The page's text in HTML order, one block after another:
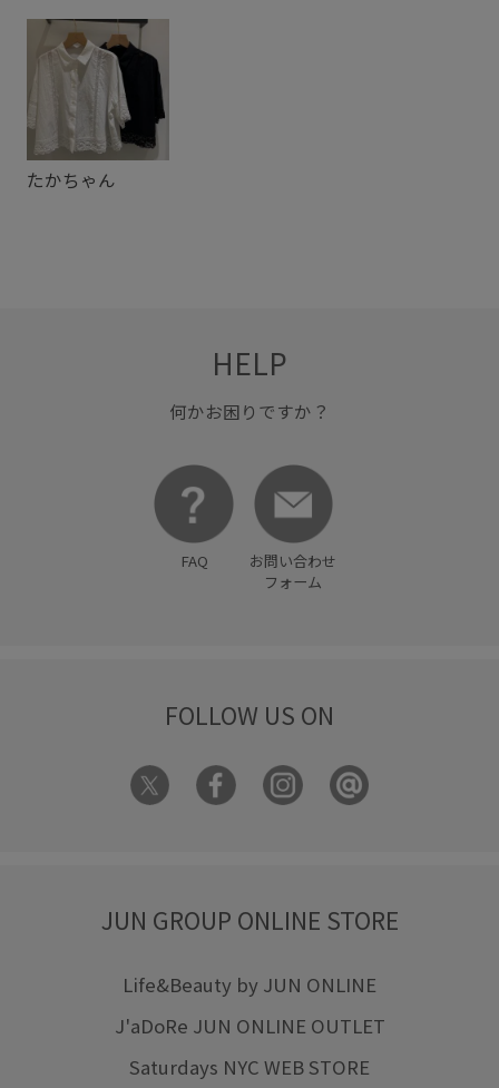
抜け感 旬の着こなし
薄手
たかちゃん
HELP
何かお困りですか？
FAQ
お問い合わせ
フォーム
FOLLOW US ON
JUN GROUP ONLINE STORE
Life&Beauty by JUN ONLINE
J'aDoRe JUN ONLINE OUTLET
Saturdays NYC WEB STORE